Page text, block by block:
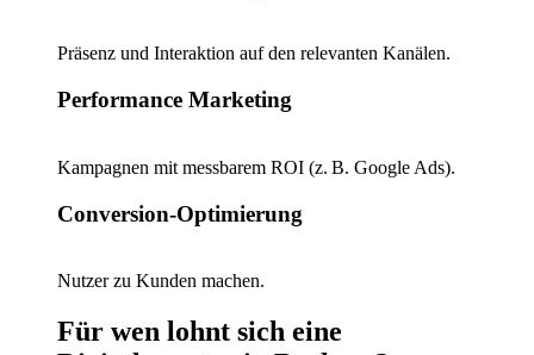
Präsenz und Interaktion auf den relevanten Kanälen.
Performance Marketing
Kampagnen mit messbarem ROI (z. B. Google Ads).
Conversion-Optimierung
Nutzer zu Kunden machen.
Für wen lohnt sich eine